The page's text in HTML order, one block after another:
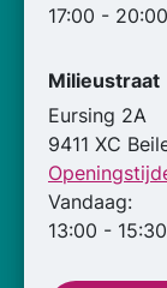
17:00 -
Milieustraat
Eursing 2A
9411 XC
Vandaag:
13:00 -